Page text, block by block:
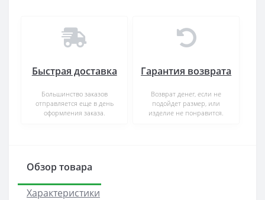
Быстрая доставка
Большинство заказов
отправляется еще в день
оформления заказа.
Гарантия возврата
Возврат денег, если не
подойдет размер, или
изделие не понравится.
Обзор товара
Характеристики